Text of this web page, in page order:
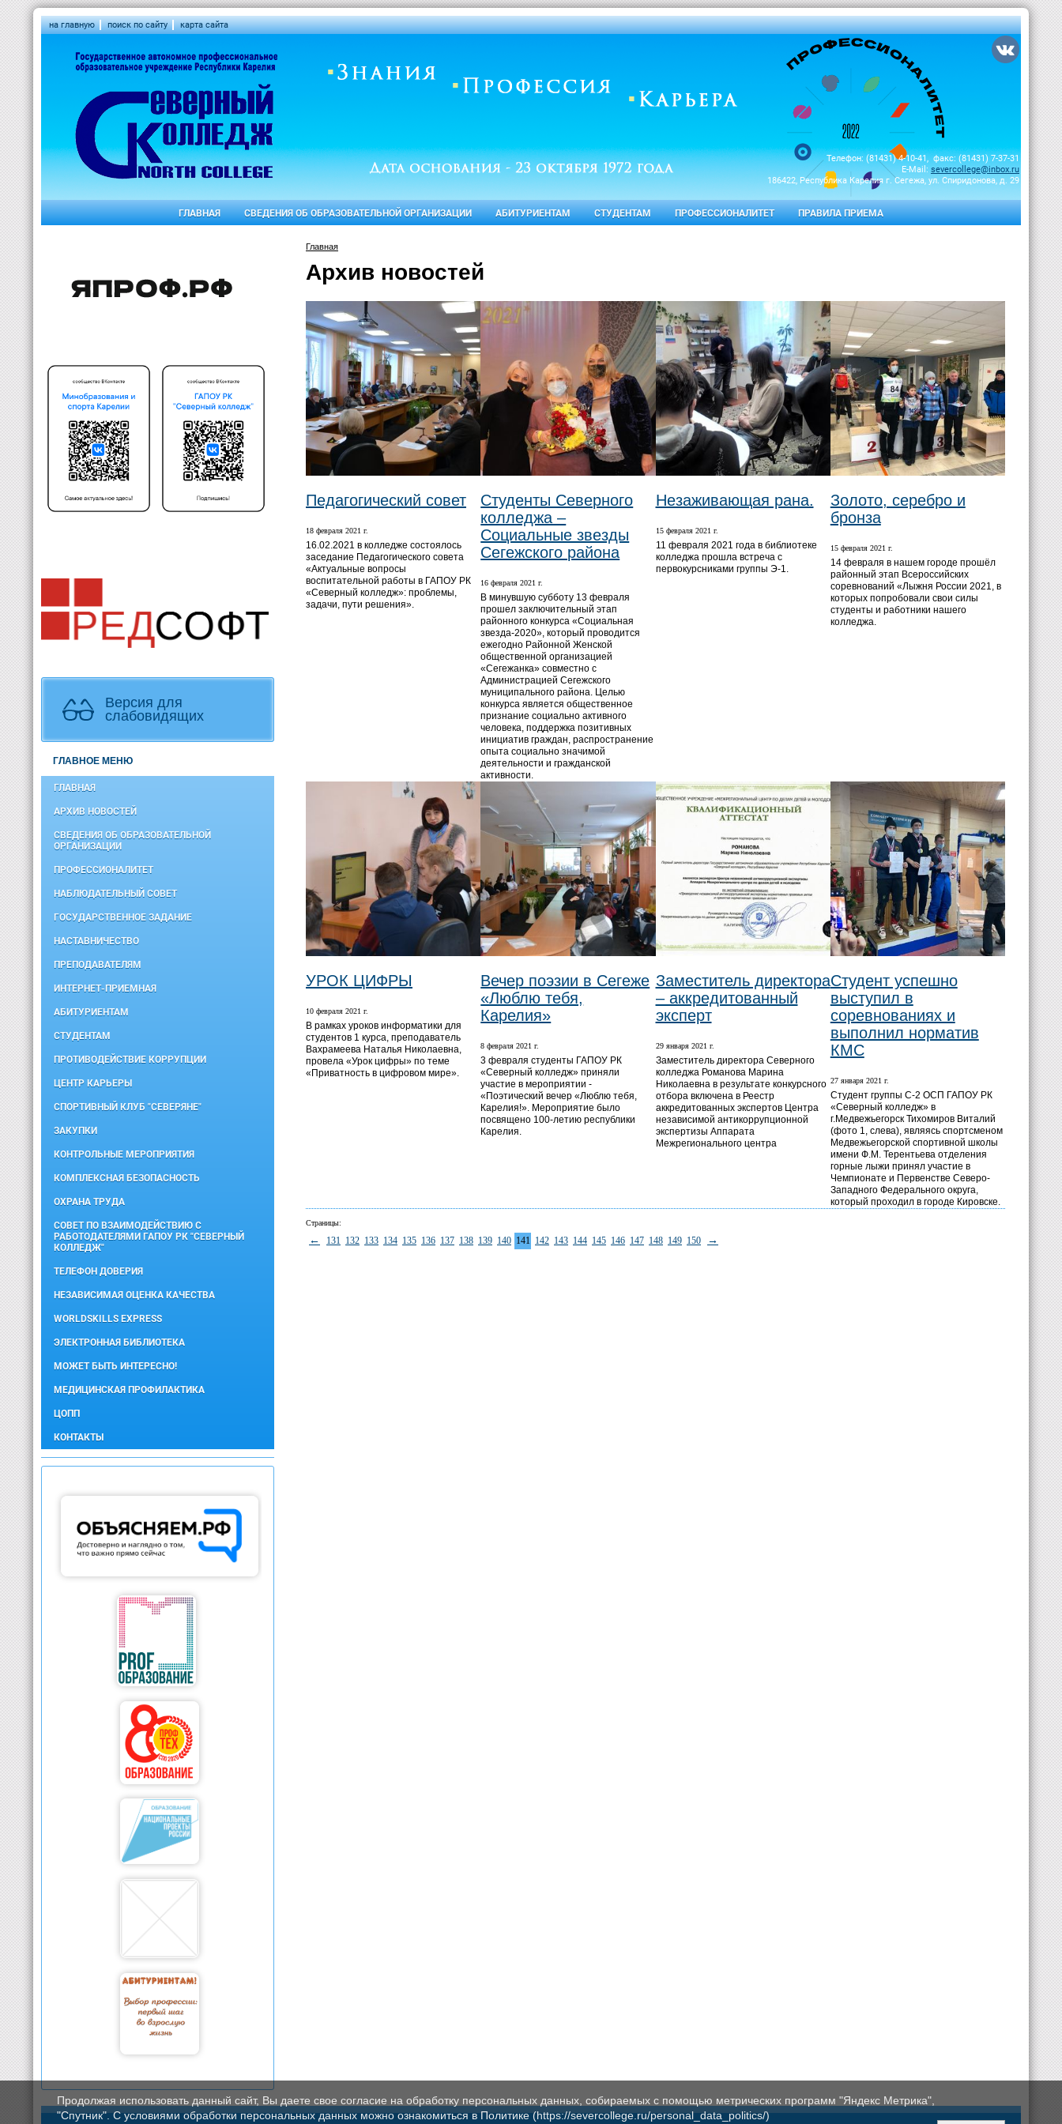
на главную поиск по сайту карта сайта
Телефон: (81431) 4-10-41, факс: (81431) 7-37-31
E-Mail: severcollege@inbox.ru
186422, Республика Карелия г. Сегежа, ул. Спиридонова, д. 29
ГЛАВНАЯ СВЕДЕНИЯ ОБ ОБРАЗОВАТЕЛЬНОЙ ОРГАНИЗАЦИИ АБИТУРИЕНТАМ СТУДЕНТАМ ПРОФЕССИОНАЛИТЕТ ПРАВИЛА ПРИЕМА
Версия для
слабовидящих
ГЛАВНОЕ МЕНЮ
ГЛАВНАЯ
АРХИВ НОВОСТЕЙ
СВЕДЕНИЯ ОБ ОБРАЗОВАТЕЛЬНОЙ
ОРГАНИЗАЦИИ
ПРОФЕССИОНАЛИТЕТ
НАБЛЮДАТЕЛЬНЫЙ СОВЕТ
ГОСУДАРСТВЕННОЕ ЗАДАНИЕ
НАСТАВНИЧЕСТВО
ПРЕПОДАВАТЕЛЯМ
ИНТЕРНЕТ-ПРИЕМНАЯ
АБИТУРИЕНТАМ
СТУДЕНТАМ
ПРОТИВОДЕЙСТВИЕ КОРРУПЦИИ
ЦЕНТР КАРЬЕРЫ
СПОРТИВНЫЙ КЛУБ "СЕВЕРЯНЕ"
ЗАКУПКИ
КОНТРОЛЬНЫЕ МЕРОПРИЯТИЯ
КОМПЛЕКСНАЯ БЕЗОПАСНОСТЬ
ОХРАНА ТРУДА
СОВЕТ ПО ВЗАИМОДЕЙСТВИЮ С
РАБОТОДАТЕЛЯМИ ГАПОУ РК "СЕВЕРНЫЙ
КОЛЛЕДЖ"
ТЕЛЕФОН ДОВЕРИЯ
НЕЗАВИСИМАЯ ОЦЕНКА КАЧЕСТВА
WORLDSKILLS EXPRESS
ЭЛЕКТРОННАЯ БИБЛИОТЕКА
МОЖЕТ БЫТЬ ИНТЕРЕСНО!
МЕДИЦИНСКАЯ ПРОФИЛАКТИКА
ЦОПП
КОНТАКТЫ
Главная
Архив новостей
Педагогический совет
18 февраля 2021 г.
16.02.2021 в колледже состоялось
заседание Педагогического совета
«Актуальные вопросы
воспитательной работы в ГАПОУ РК
«Северный колледж»: проблемы,
задачи, пути решения».
Студенты Северного
колледжа –
Социальные звезды
Сегежского района
16 февраля 2021 г.
В минувшую субботу 13 февраля
прошел заключительный этап
районного конкурса «Социальная
звезда-2020», который проводится
ежегодно Районной Женской
общественной организацией
«Сегежанка» совместно с
Администрацией Сегежского
муниципального района. Целью
конкурса является общественное
признание социально активного
человека, поддержка позитивных
инициатив граждан, распространение
опыта социально значимой
деятельности и гражданской
активности.
Незаживающая рана.
15 февраля 2021 г.
11 февраля 2021 года в библиотеке
колледжа прошла встреча с
первокурсниками группы Э-1.
Золото, серебро и
бронза
15 февраля 2021 г.
14 февраля в нашем городе прошёл
районный этап Всероссийских
соревнований «Лыжня России 2021, в
которых попробовали свои силы
студенты и работники нашего
колледжа.
УРОК ЦИФРЫ
10 февраля 2021 г.
В рамках уроков информатики для
студентов 1 курса, преподаватель
Вахрамеева Наталья Николаевна,
провела «Урок цифры» по теме
«Приватность в цифровом мире».
Вечер поэзии в Сегеже
«Люблю тебя,
Карелия»
8 февраля 2021 г.
3 февраля студенты ГАПОУ РК
«Северный колледж» приняли
участие в мероприятии -
«Поэтический вечер «Люблю тебя,
Карелия!». Мероприятие было
посвящено 100-летию республики
Карелия.
Заместитель директора
– аккредитованный
эксперт
29 января 2021 г.
Заместитель директора Северного
колледжа Романова Марина
Николаевна в результате конкурсного
отбора включена в Реестр
аккредитованных экспертов Центра
независимой антикоррупционной
экспертизы Аппарата
Межрегионального центра
Студент успешно
выступил в
соревнованиях и
выполнил норматив
КМС
27 января 2021 г.
Студент группы С-2 ОСП ГАПОУ РК
«Северный колледж» в
г.Медвежьегорск Тихомиров Виталий
(фото 1, слева), являясь спортсменом
Медвежьегорской спортивной школы
имени Ф.М. Терентьева отделения
горные лыжи принял участие в
Чемпионате и Первенстве Северо-
Западного Федерального округа,
который проходил в городе Кировске.
Страницы:
← 131 132 133 134 135 136 137 138 139 140 141 142 143 144 145 146 147 148 149 150 →
Продолжая использовать данный сайт, Вы даете свое согласие на обработку персональных данных, собираемых с помощью метрических программ "Яндекс Метрика",
"Спутник". С условиями обработки персональных данных можно ознакомиться в Политике (https://severcollege.ru/personal_data_politics/)